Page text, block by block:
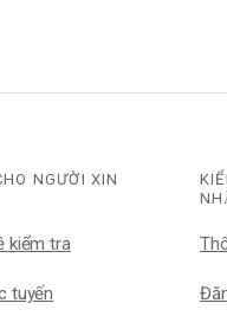
NGƯỜI XIN
kiểm tra
tuyến